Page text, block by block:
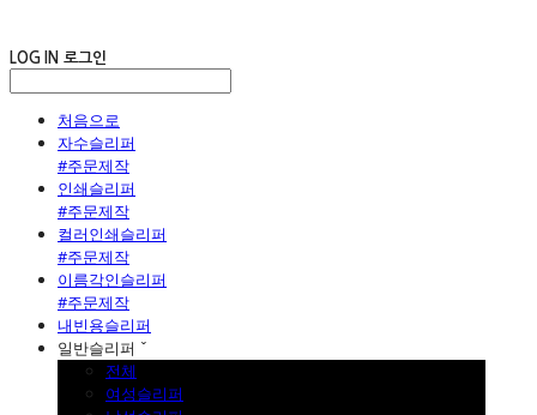
LOG IN 로그인
처음으로
자수슬리퍼
#주문제작
인쇄슬리퍼
#주문제작
컬러인쇄슬리퍼
#주문제작
이름각인슬리퍼
#주문제작
내빈용슬리퍼
일반슬리퍼 ˇ
전체
여성슬리퍼